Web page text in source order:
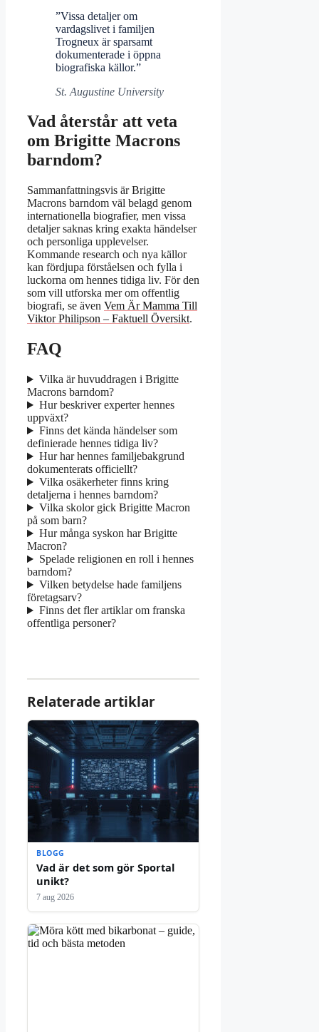
”Vissa detaljer om
vardagslivet i familjen
Trogneux är sparsamt
dokumenterade i öppna
biografiska källor.”
St. Augustine University
Vad återstår att veta
om Brigitte Macrons
barndom?
Sammanfattningsvis är Brigitte
Macrons barndom väl belagd genom
internationella biografier, men vissa
detaljer saknas kring exakta händelser
och personliga upplevelser.
Kommande research och nya källor
kan fördjupa förståelsen och fylla i
luckorna om hennes tidiga liv. För den
som vill utforska mer om offentlig
biografi, se även Vem Är Mamma Till
Viktor Philipson – Faktuell Översikt.
FAQ
Vilka är huvuddragen i Brigitte
Macrons barndom?
Hur beskriver experter hennes
uppväxt?
Finns det kända händelser som
definierade hennes tidiga liv?
Hur har hennes familjebakgrund
dokumenterats officiellt?
Vilka osäkerheter finns kring
detaljerna i hennes barndom?
Vilka skolor gick Brigitte Macron
på som barn?
Hur många syskon har Brigitte
Macron?
Spelade religionen en roll i hennes
barndom?
Vilken betydelse hade familjens
företagsarv?
Finns det fler artiklar om franska
offentliga personer?
Relaterade artiklar
BLOGG
Vad är det som gör Sportal
unikt?
7 aug 2026